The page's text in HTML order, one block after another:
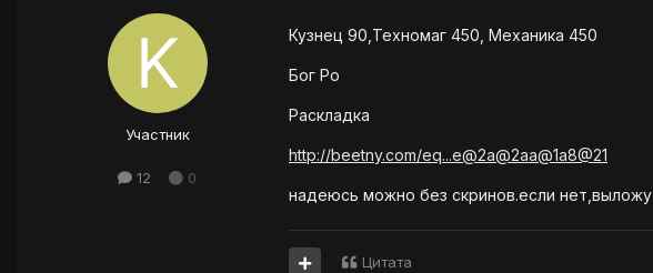
Участник
12 0
Кузнец 90,Техномаг 450, Механика 450
Бог Ро
Раскладка
http://beetny.com/eq...e@2a@2aa@1a8@21
надеюсь можно без скринов.если нет,выложу
Цитата